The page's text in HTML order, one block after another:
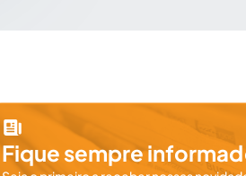
Fique sempre